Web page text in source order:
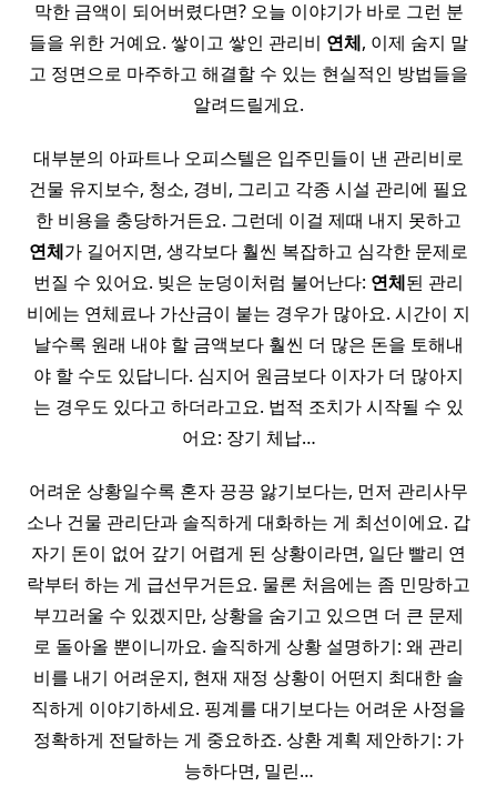
막한 금액이 되어버렸다면? 오늘 이야기가 바로 그런 분
들을 위한 거예요. 쌓이고 쌓인 관리비 연체, 이제 숨지 말
고 정면으로 마주하고 해결할 수 있는 현실적인 방법들을
알려드릴게요.
대부분의 아파트나 오피스텔은 입주민들이 낸 관리비로
건물 유지보수, 청소, 경비, 그리고 각종 시설 관리에 필요
한 비용을 충당하거든요. 그런데 이걸 제때 내지 못하고
연체가 길어지면, 생각보다 훨씬 복잡하고 심각한 문제로
번질 수 있어요. 빚은 눈덩이처럼 불어난다: 연체된 관리
비에는 연체료나 가산금이 붙는 경우가 많아요. 시간이 지
날수록 원래 내야 할 금액보다 훨씬 더 많은 돈을 토해내
야 할 수도 있답니다. 심지어 원금보다 이자가 더 많아지
는 경우도 있다고 하더라고요. 법적 조치가 시작될 수 있
어요: 장기 체납…
어려운 상황일수록 혼자 끙끙 앓기보다는, 먼저 관리사무
소나 건물 관리단과 솔직하게 대화하는 게 최선이에요. 갑
자기 돈이 없어 갚기 어렵게 된 상황이라면, 일단 빨리 연
락부터 하는 게 급선무거든요. 물론 처음에는 좀 민망하고
부끄러울 수 있겠지만, 상황을 숨기고 있으면 더 큰 문제
로 돌아올 뿐이니까요. 솔직하게 상황 설명하기: 왜 관리
비를 내기 어려운지, 현재 재정 상황이 어떤지 최대한 솔
직하게 이야기하세요. 핑계를 대기보다는 어려운 사정을
정확하게 전달하는 게 중요하죠. 상환 계획 제안하기: 가
능하다면, 밀린…